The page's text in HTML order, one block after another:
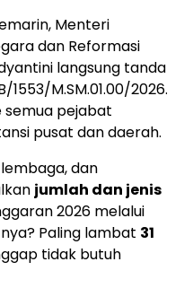
Menteri
dan Reformasi
langsung tanda
M.SM.01.00/2026.
semua pejabat
pusat dan daerah.
dan
jumlah dan jenis
2026 melalui
Paling lambat 31
tidak butuh